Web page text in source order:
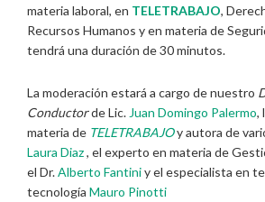
materia laboral, en TELETRABAJO,
Recursos Humanos y en materia de
tendrá una duración de 30 minutos.
La moderación estará a cargo de nuestro
Conductorde Lic. Juan Domingo Palermo,
materia de TELETRABAJOy autora de
Laura Diaz, el experto en materia de
el Dr.Alberto Fantiniy el especialista en
tecnología Mauro Pinotti